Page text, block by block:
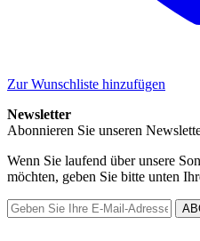
Zur Wunschliste hinzufügen
Newsletter
Abonnieren Sie unseren
Wenn Sie laufend über unsere
möchten, geben Sie bitte unten